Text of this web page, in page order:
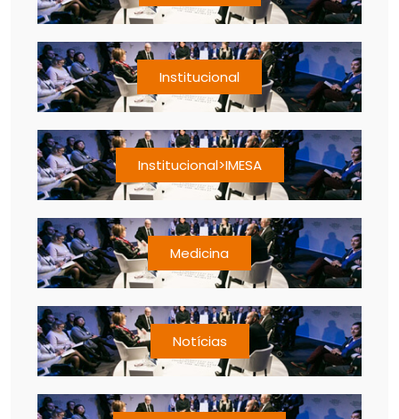
Institucional
Institucional>IMESA
Medicina
Notícias